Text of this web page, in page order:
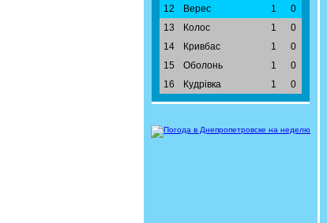
12
Верес 1
0
13
Колос 1
0
14
Кривбас 1
0
15
Оболонь 1
0
16
Кудрівка 1 0